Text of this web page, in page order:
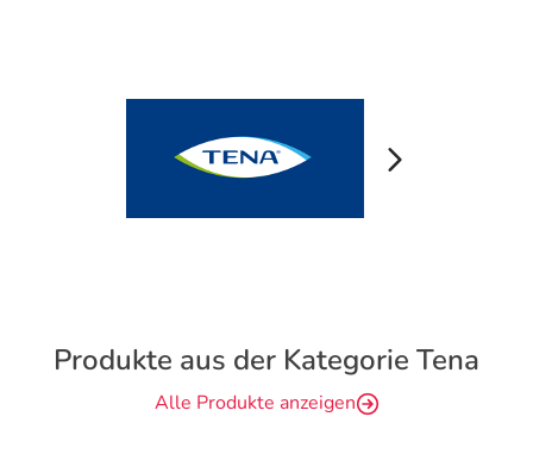
Produkte aus der Kategorie Tena
Alle Produkte anzeigen